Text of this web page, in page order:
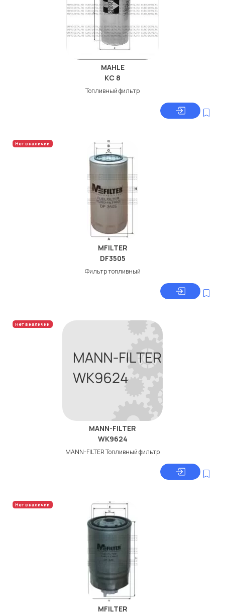
MAHLE
KC 8
Топливный фильтр
Нет в наличии
MFILTER
DF3505
Фильтр топливный
Нет в наличии
MANN-FILTER
WK9624
MANN-FILTER Топливный фильтр
Нет в наличии
MFILTER